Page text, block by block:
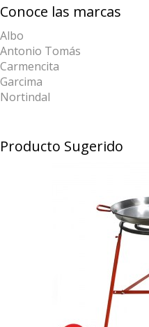
Conoce las marcas
Albo
Antonio Tomás
Carmencita
Garcima
Nortindal
Producto Sugerido